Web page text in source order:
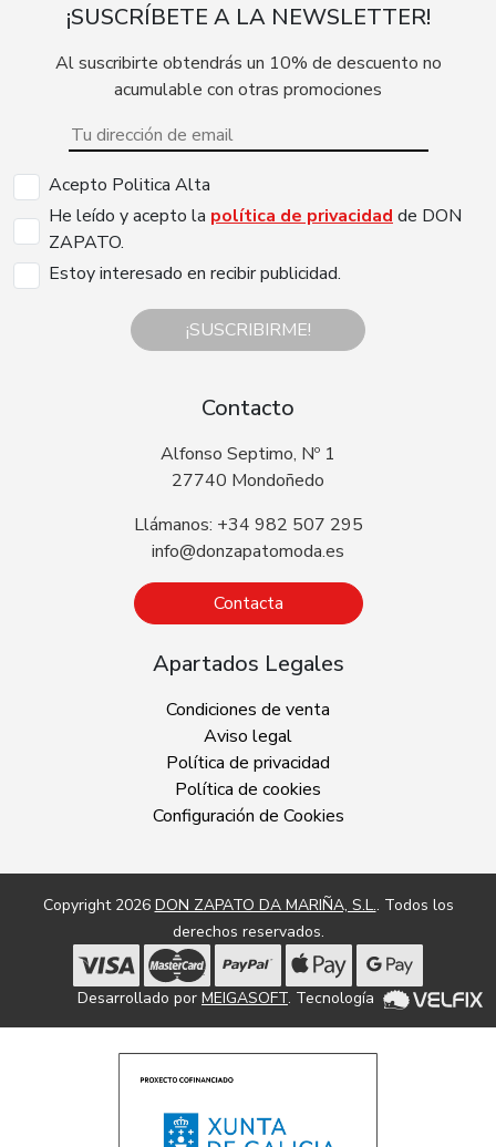
¡SUSCRÍBETE A LA NEWSLETTER!
Al suscribirte obtendrás un 10% de descuento no
acumulable con otras promociones
Acepto Politica Alta
He leído y acepto la política de privacidad de DON
ZAPATO.
Estoy interesado en recibir publicidad.
¡SUSCRIBIRME!
Contacto
Alfonso Septimo, Nº 1
27740 Mondoñedo
Llámanos: +34 982 507 295
info@donzapatomoda.es
Contacta
Apartados Legales
Condiciones de venta
Aviso legal
Política de privacidad
Política de cookies
Configuración de Cookies
Copyright 2026 DON ZAPATO DA MARIÑA, S.L.. Todos los
derechos reservados.
Desarrollado por MEIGASOFT. Tecnología